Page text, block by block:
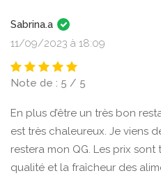
Sabrina.a
11/09/2023 à 18:09
Note de : 5 / 5
En plus d’être un très bon
est très chaleureux. Je viens
restera mon QG. Les prix
qualité et la fraîcheur des